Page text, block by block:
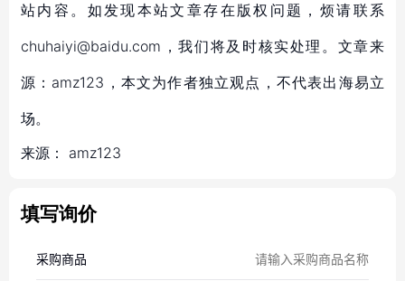
站内容。如发现本站文章存在版权问题，烦请联系
chuhaiyi@baidu.com，我们将及时核实处理。文章来
源：amz123，本文为作者独立观点，不代表出海易立
场。
来源： amz123
填写询价